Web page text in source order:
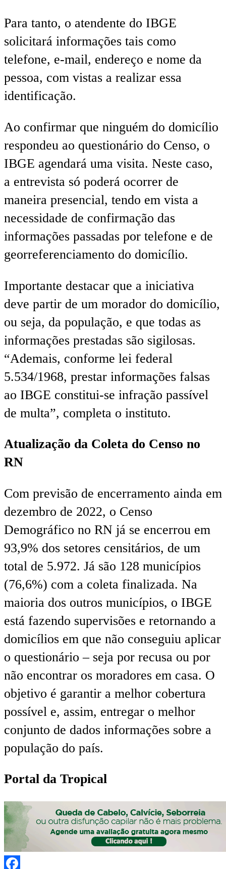
Para tanto, o atendente do IBGE
solicitará informações tais como
telefone, e-mail, endereço e nome da
pessoa, com vistas a realizar essa
identificação.
Ao confirmar que ninguém do domicílio
respondeu ao questionário do Censo, o
IBGE agendará uma visita. Neste caso,
a entrevista só poderá ocorrer de
maneira presencial, tendo em vista a
necessidade de confirmação das
informações passadas por telefone e de
georreferenciamento do domicílio.
Importante destacar que a iniciativa
deve partir de um morador do domicílio,
ou seja, da população, e que todas as
informações prestadas são sigilosas.
“Ademais, conforme lei federal
5.534/1968, prestar informações falsas
ao IBGE constitui-se infração passível
de multa”, completa o instituto.
Atualização da Coleta do Censo no
RN
Com previsão de encerramento ainda em
dezembro de 2022, o Censo
Demográfico no RN já se encerrou em
93,9% dos setores censitários, de um
total de 5.972. Já são 128 municípios
(76,6%) com a coleta finalizada. Na
maioria dos outros municípios, o IBGE
está fazendo supervisões e retornando a
domicílios em que não conseguiu aplicar
o questionário – seja por recusa ou por
não encontrar os moradores em casa. O
objetivo é garantir a melhor cobertura
possível e, assim, entregar o melhor
conjunto de dados informações sobre a
população do país.
Portal da Tropical